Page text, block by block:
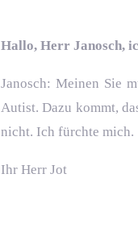
Hallo, Herr Janosch,
Janosch: Meinen Sie
Autist. Dazu kommt,
nicht. Ich fürchte mich.
Ihr Herr Jot